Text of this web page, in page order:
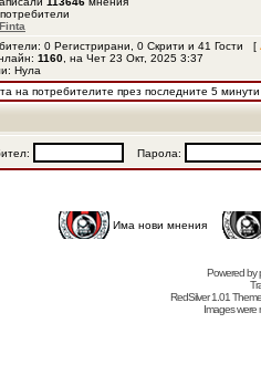
Finta
0 Регистрирани, 0 Скрити и 41 Гости [
1160 , на Чет 23 Окт, 2025 3:37
Нула
на потребителите през последните 5 минути
Парола:
Има нови мнения
Powered by
RedSilver 1.01
Images were